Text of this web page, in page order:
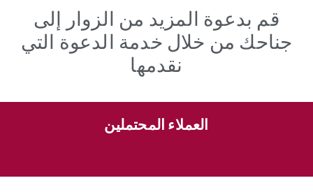
قم بدعوة المزيد من الزوار إلى
جناحك من خلال خدمة الدعوة التي
نقدمها
العملاء المحتملين